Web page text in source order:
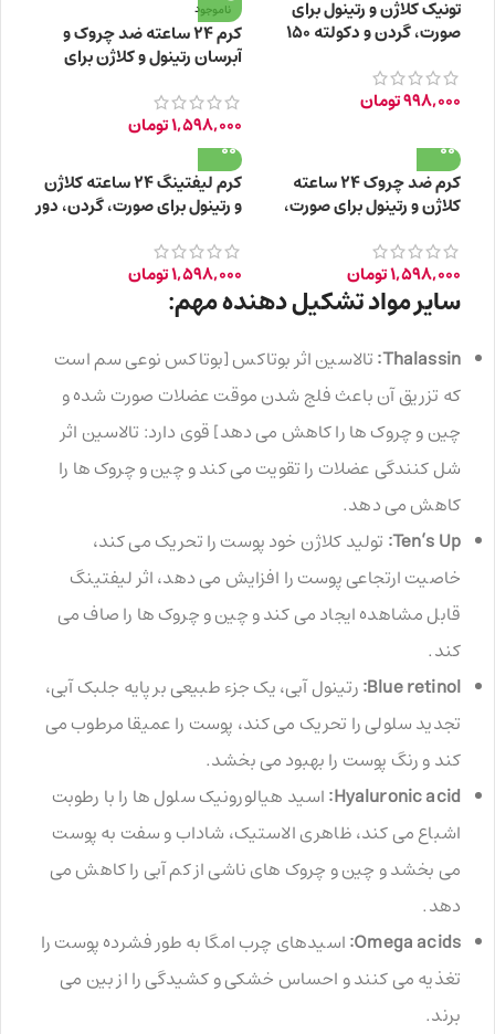
تونیک کلاژن و رتینول برای
صورت، گردن و دکولته 150
998,000تومان
ناموجود
کرم ۲۴ ساعته ضد چروک و
آبرسان رتینول و کلاژن برای
سال
1,598,000تومان
کرم ضد چروک ۲۴ ساعته
کلاژن و رتینول برای صورت،
1,598,000تومان
کرم لیفتینگ ۲۴ ساعته کلاژن
و رتینول برای صورت، گردن، دور
1,598,000تومان
سایر مواد تشکیل دهنده مهم:
Thalassin: تالاسین اثر بوتاکس [بوتاکس نوعی سم است
که تزریق آن باعث فلج شدن موقت عضلات صورت شده و
چین و چروک ها را کاهش می دهد] قوی دارد: تالاسین اثر
شل کنندگی عضلات را تقویت می کند و چین و چروک ها را
کاهش می دهد.
Ten’s Up: تولید کلاژن خود پوست را تحریک می کند،
خاصیت ارتجاعی پوست را افزایش می دهد، اثر لیفتینگ
قابل مشاهده ایجاد می کند و چین و چروک ها را صاف می
کند.
Blue retinol: رتینول آبی، یک جزء طبیعی بر پایه جلبک آبی،
تجدید سلولی را تحریک می کند، پوست را عمیقا مرطوب می
کند و رنگ پوست را بهبود می بخشد.
Hyaluronic acid: اسید هیالورونیک سلول ها را با رطوبت
اشباع می کند، ظاهری الاستیک، شاداب و سفت به پوست
می بخشد و چین و چروک های ناشی از کم آبی را کاهش می
دهد.
Omega acids: اسیدهای چرب امگا به طور فشرده پوست را
تغذیه می کنند و احساس خشکی و کشیدگی را از بین می
برند.